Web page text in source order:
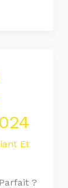
Et
?